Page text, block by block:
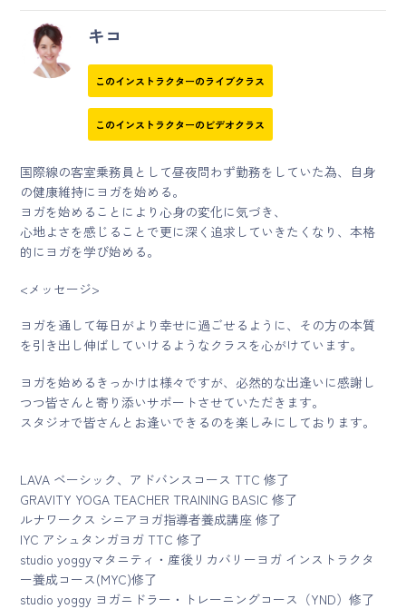
キコ
このインストラクターのライブクラス
このインストラクターのビデオクラス
国際線の客室乗務員として昼夜問わず勤務をしていた為、自身
の健康維持にヨガを始める。
ヨガを始めることにより心身の変化に気づき、
心地よさを感じることで更に深く追求していきたくなり、本格
的にヨガを学び始める。
<メッセージ>
ヨガを通して毎日がより幸せに過ごせるように、その方の本質
を引き出し伸ばしていけるようなクラスを心がけています。
ヨガを始めるきっかけは様々ですが、必然的な出逢いに感謝し
つつ皆さんと寄り添いサポートさせていただきます。
スタジオで皆さんとお逢いできるのを楽しみにしております。
LAVA ベーシック、アドバンスコース TTC 修了
GRAVITY YOGA TEACHER TRAINING BASIC 修了
ルナワークス シニアヨガ指導者養成講座 修了
IYC アシュタンガヨガ TTC 修了
studio yoggyマタニティ・産後リカバリーヨガ インストラクタ
ー養成コース(MYC)修了
studio yoggy ヨガニドラー・トレーニングコース（YND）修了